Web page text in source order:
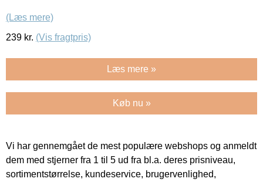
(Læs mere)
239 kr. (Vis fragtpris)
Læs mere »
Køb nu »
Vi har gennemgået de mest populære webshops og anmeldt
dem med stjerner fra 1 til 5 ud fra bl.a. deres prisniveau,
sortimentstørrelse, kundeservice, brugervenlighed,